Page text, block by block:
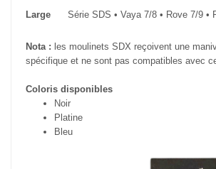
Large
Série SDS • Vaya 7/8 • Rove 7/9 •
Nota : les moulinets SDX reçoivent une
spécifique et ne sont pas compatibles avec
Coloris disponibles
Noir
Platine
Bleu